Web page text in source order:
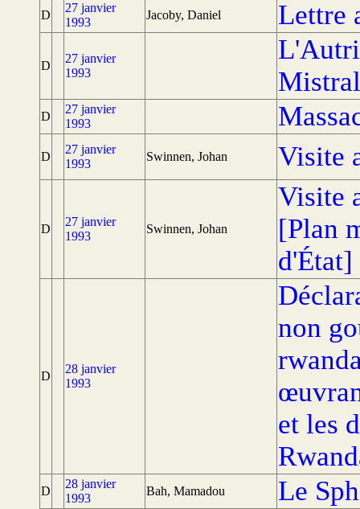
D
27 janvier
1993
Jacoby, Daniel Lettre
D
27 janvier
1993
D
27 janvier
1993
D
27 janvier
1993
Swinnen, Johan Visite
D
27 janvier
1993
Swinnen, Johan
Visite
[Plan
d'État]
D
28 janvier
1993
non
et les
D
28 janvier
1993
Bah, Mamadou Le